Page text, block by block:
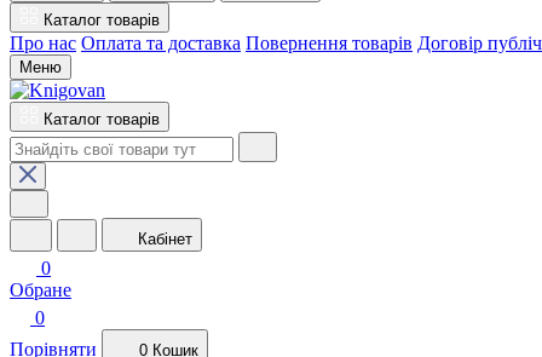
Каталог товарів
Про нас Оплата та доставка Повернення товарів Договір
Меню
Каталог товарів
Кабінет
0
Обране
0
Порівняти
0 Кошик